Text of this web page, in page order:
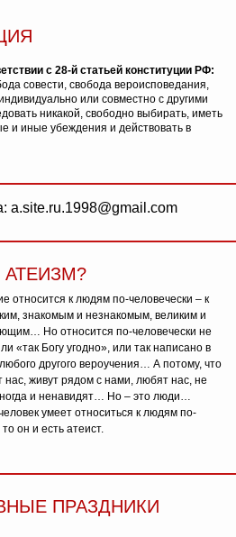
с 28-й статьей конституции РФ:
совести, свобода вероисповедания,
или совместно с другими
никакой, свободно выбирать, иметь
и иные убеждения и действовать в
a.site.ru.1998@gmail.com
АТЕИЗМ?
относится к людям по-человечески – к
знакомым и незнакомым, великим и
Но относится по-человечески не
«так Богу угодно», или так написано в
другого вероучения… А потому, что
живут рядом с нами, любят нас, не
и ненавидят… Но – это люди…
умеет относиться к людям по-
он и есть атеист.
ПРАЗДНИКИ